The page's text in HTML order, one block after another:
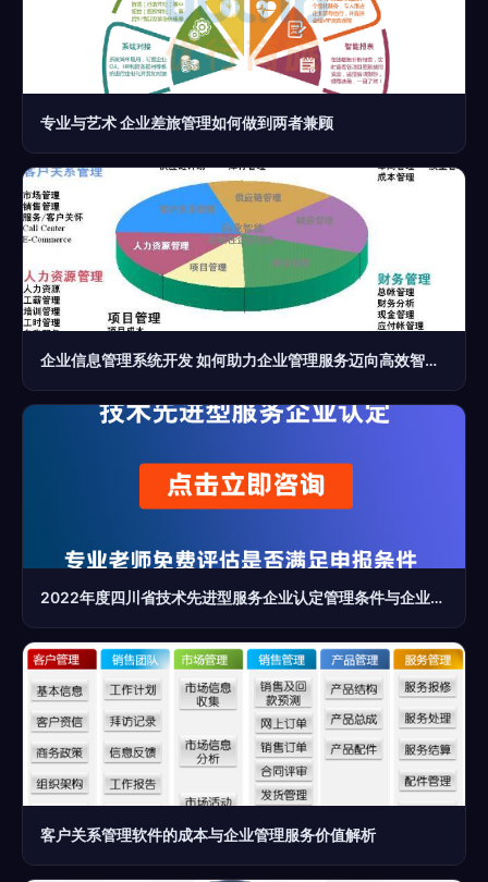
专业与艺术 企业差旅管理如何做到两者兼顾
企业信息管理系统开发 如何助力企业管理服务迈向高效智能化？
2022年度四川省技术先进型服务企业认定管理条件与企业管理服务要求解析
客户关系管理软件的成本与企业管理服务价值解析